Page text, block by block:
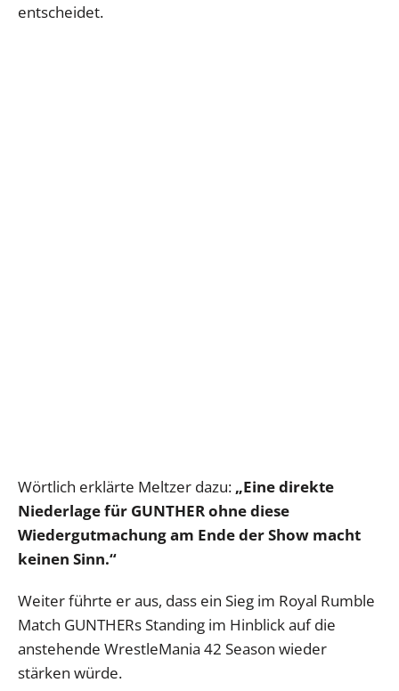
entscheidet.
Wörtlich erklärte Meltzer dazu: „Eine direkte
Niederlage für GUNTHER ohne diese
Wiedergutmachung am Ende der Show macht
keinen Sinn.“
Weiter führte er aus, dass ein Sieg im Royal Rumble
Match GUNTHERs Standing im Hinblick auf die
anstehende WrestleMania 42 Season wieder
stärken würde.